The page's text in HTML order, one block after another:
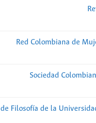
Red Colombiana de
Sociedad
Filosofía de la